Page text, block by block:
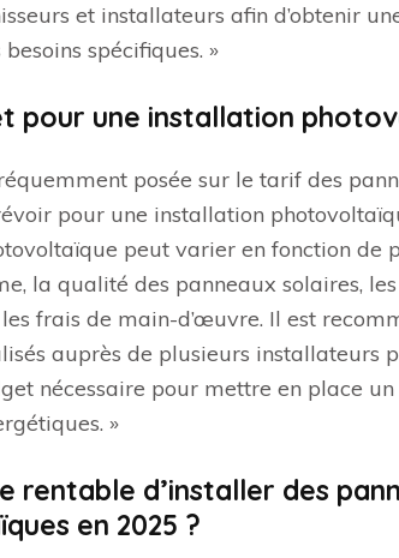
et installateurs afin d’obtenir
spécifiques. »
pour une installation
posée sur le tarif des
pour une installation
peut varier en fonction de
la qualité des panneaux solaires,
frais de main-d’œuvre. Il est
auprès de plusieurs installateurs
nécessaire pour mettre en place
»
rentable d’installer des
en 2025 ?